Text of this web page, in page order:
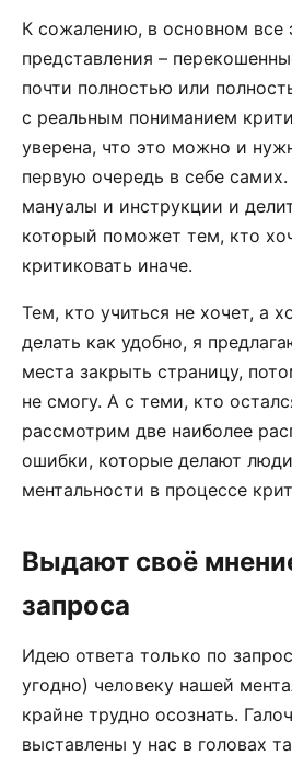
К сожалению, в основном все
представления –
почти полностью или
с реальным пониманием
уверена, что это можно и
первую очередь в себе
мануалы и инструкции и
который поможет тем, кто
критиковать иначе.
Тем, кто учиться не хочет, а
делать как удобно, я
места закрыть страницу,
не смогу. А с теми, кто
рассмотрим две наиболее
ошибки, которые делают
ментальности в процессе
Выдают своё
запроса
Идею ответа только по
угодно) человеку нашей
крайне трудно осознать.
выставлены у нас в головах